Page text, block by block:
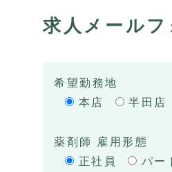
求人メールフ
希望勤務地
本店
半田店
薬剤師 雇用形態
正社員
パー